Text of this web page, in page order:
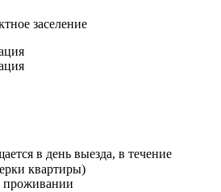
заселение
в день выезда, в течение
квартиры)
проживании